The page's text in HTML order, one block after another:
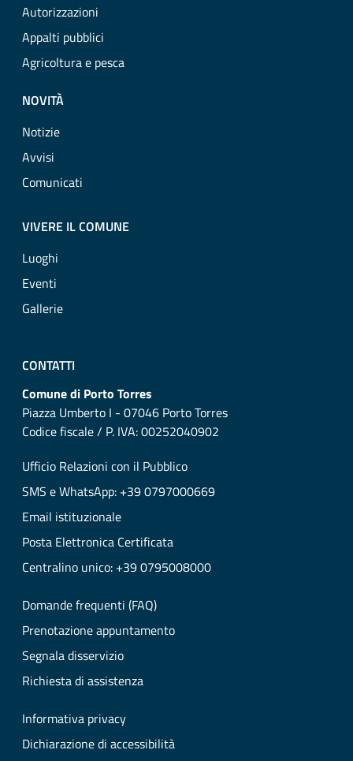
Autorizzazioni
Appalti pubblici
Agricoltura e pesca
NOVITÀ
Notizie
Avvisi
Comunicati
VIVERE IL COMUNE
Luoghi
Eventi
Gallerie
CONTATTI
Comune di Porto Torres
Piazza Umberto I - 07046 Porto Torres
Codice fiscale / P. IVA: 00252040902
Ufficio Relazioni con il Pubblico
SMS e WhatsApp: +39 0797000669
Email istituzionale
Posta Elettronica Certificata
Centralino unico: +39 0795008000
Domande frequenti (FAQ)
Prenotazione appuntamento
Segnala disservizio
Richiesta di assistenza
Informativa privacy
Dichiarazione di accessibilità